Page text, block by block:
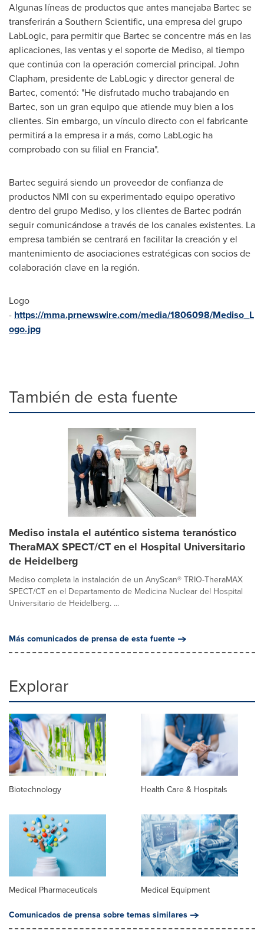
Algunas líneas de productos que antes manejaba Bartec se
transferirán a Southern Scientific, una empresa del grupo
LabLogic, para permitir que Bartec se concentre más en las
aplicaciones, las ventas y el soporte de Mediso, al tiempo
que continúa con la operación comercial principal. John
Clapham, presidente de LabLogic y director general de
Bartec, comentó: "He disfrutado mucho trabajando en
Bartec, son un gran equipo que atiende muy bien a los
clientes. Sin embargo, un vínculo directo con el fabricante
permitirá a la empresa ir a más, como LabLogic ha
comprobado con su filial en Francia".
Bartec seguirá siendo un proveedor de confianza de
productos NMI con su experimentado equipo operativo
dentro del grupo Mediso, y los clientes de Bartec podrán
seguir comunicándose a través de los canales existentes. La
empresa también se centrará en facilitar la creación y el
mantenimiento de asociaciones estratégicas con socios de
colaboración clave en la región.
Logo
- https://mma.prnewswire.com/media/1806098/Mediso_L
ogo.jpg
También de esta fuente
Mediso instala el auténtico sistema teranóstico
TheraMAX SPECT/CT en el Hospital Universitario
de Heidelberg
Mediso completa la instalación de un AnyScan® TRIO-TheraMAX
SPECT/CT en el Departamento de Medicina Nuclear del Hospital
Universitario de Heidelberg. ...
Más comunicados de prensa de esta fuente
Explorar
Biotechnology Health Care & Hospitals
Medical Pharmaceuticals
Medical Equipment
Comunicados de prensa sobre temas similares